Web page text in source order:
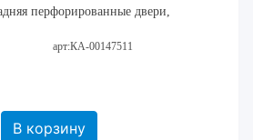
перфорированные двери,
арт:КА-00147511
В корзину